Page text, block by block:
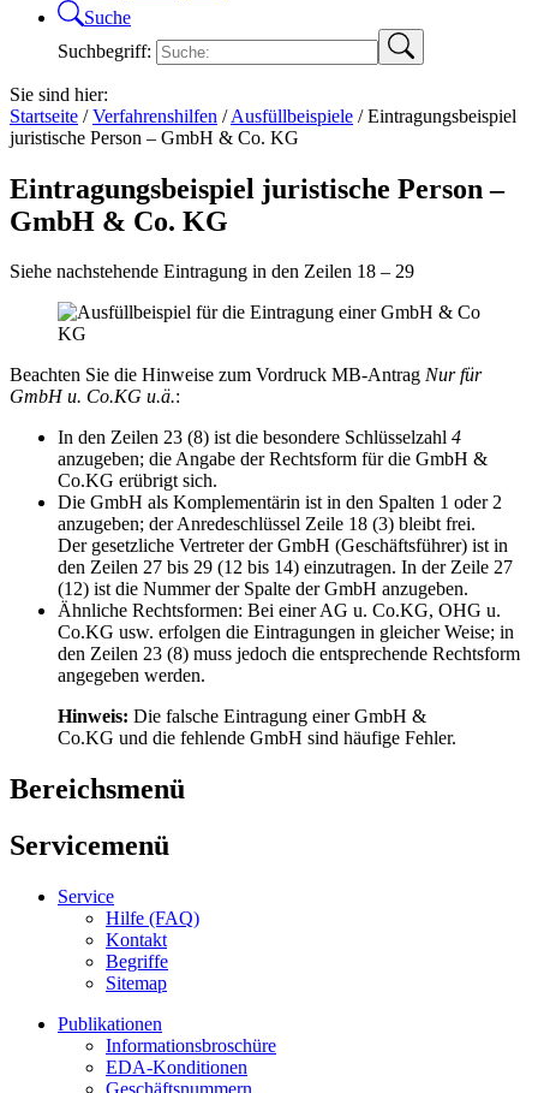
Suche
Suchbegriff:
Sie sind hier:
Startseite /Verfahrenshilfen /Ausfüllbeispiele /Eintragungsbeispiel
juristische Person – GmbH & Co. KG
Eintragungsbeispiel juristische Person –
GmbH & Co. KG
Siehe nachstehende Eintragung in den Zeilen 18 – 29
Beachten Sie die Hinweise zum Vordruck MB-Antrag Nur für
GmbH u. Co.KG u.ä.:
In den Zeilen 23 (8) ist die besondere Schlüsselzahl 4
anzugeben; die Angabe der Rechtsform für die GmbH &
Co.KG erübrigt sich.
Die GmbH als Komplementärin ist in den Spalten 1 oder 2
anzugeben; der Anredeschlüssel Zeile 18 (3) bleibt frei.
Der gesetzliche Vertreter der GmbH (Geschäftsführer) ist in
den Zeilen 27 bis 29 (12 bis 14) einzutragen. In der Zeile 27
(12) ist die Nummer der Spalte der GmbH anzugeben.
Ähnliche Rechtsformen: Bei einer AG u. Co.KG, OHG u.
Co.KG usw. erfolgen die Eintragungen in gleicher Weise; in
den Zeilen 23 (8) muss jedoch die entsprechende Rechtsform
angegeben werden.
Hinweis: Die falsche Eintragung einer GmbH &
Co.KG und die fehlende GmbH sind häufige Fehler.
Bereichsmenü
Servicemenü
Service
Hilfe (FAQ)
Kontakt
Begriffe
Sitemap
Publikationen
Informationsbroschüre
EDA-Konditionen